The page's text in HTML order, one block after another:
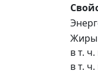
Жиры
в т.
в т.